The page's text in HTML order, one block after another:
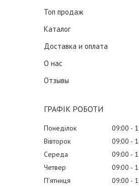
Топ продаж
Каталог
Доставка и оплата
О нас
Отзывы
ГРАФІК РОБОТИ
Понеділок 09:00
Вівторок
09:00
Середа
09:00
Четвер
09:00
Пʼятниця
09:00